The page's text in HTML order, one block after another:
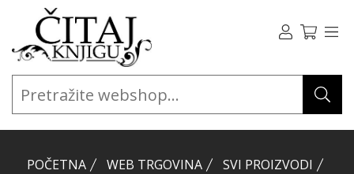
POČETNA WEB TRGOVINA
SVI PROIZVODI